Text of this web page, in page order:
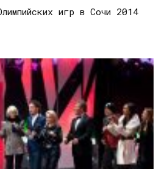
игр в Сочи 2014